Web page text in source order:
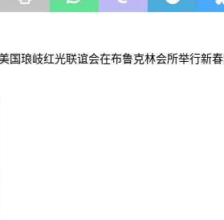
国琅岐红光联谊会在布鲁克林会所举行新